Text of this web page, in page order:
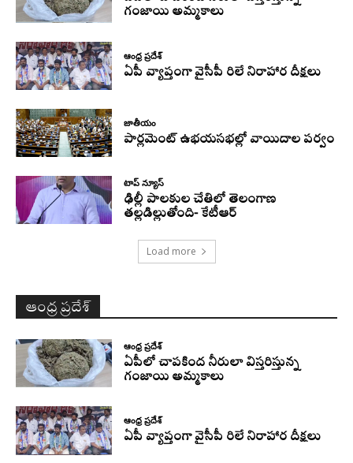
గంజాయి అమ్మకాలు
ఆంధ్ర ప్రదేశ్
ఏపీ వ్యాప్తంగా వైసీపీ రిలే నిరాహార దీక్షలు
జాతీయం
పార్లమెంట్ ఉభయసభల్లో వాయిదాల పర్వం
టాప్ న్యూస్
ఢిల్లీ పాలకుల చేతిలో తెలంగాణ
తల్లడిల్లుతోంది- కేటీఆర్
Load more
ఆంధ్ర ప్రదేశ్
ఆంధ్ర ప్రదేశ్
ఏపీలో చాపకింద నీరులా విస్తరిస్తున్న
గంజాయి అమ్మకాలు
ఆంధ్ర ప్రదేశ్
ఏపీ వ్యాప్తంగా వైసీపీ రిలే నిరాహార దీక్షలు